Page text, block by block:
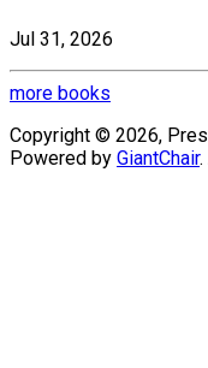
Jul 31, 2026
more books
Copyright © 2026,
Powered by GiantChair